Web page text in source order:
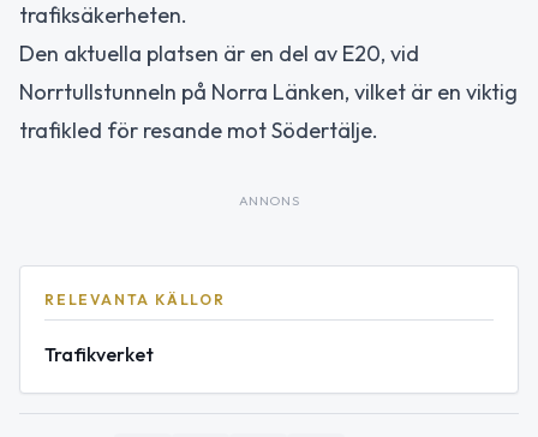
trafiksäkerheten.
Den aktuella platsen är en del av E20, vid
Norrtullstunneln på Norra Länken, vilket är en viktig
trafikled för resande mot Södertälje.
ANNONS
RELEVANTA KÄLLOR
Trafikverket